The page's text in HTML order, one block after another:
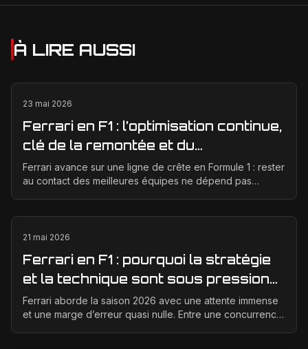
À LIRE AUSSI
23 mai 2026
Ferrari en F1 : l’optimisation continue,
clé de la remontée et du
développement moteur
Ferrari avance sur une ligne de crête en Formule 1 : rester
au contact des meilleures équipes ne dépend pas
21 mai 2026
Ferrari en F1 : pourquoi la stratégie
et la technique sont sous pression
en 2026
Ferrari aborde la saison 2026 avec une attente immense
et une marge d’erreur quasi nulle. Entre une concurrence